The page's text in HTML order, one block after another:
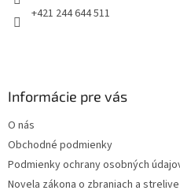
+421 244 644 511
Informácie pre vás
O nás
Obchodné podmienky
Podmienky ochrany osobných
Novela zákona o zbraniach a strelive